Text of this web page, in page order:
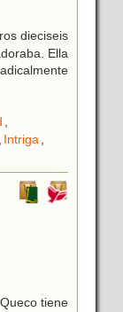
dieciseis
Ella
,
, Intriga,
tiene